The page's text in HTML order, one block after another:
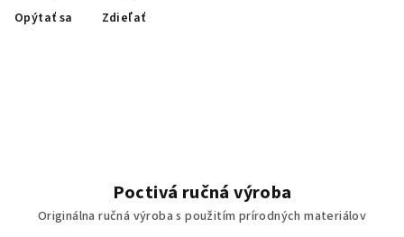
Opýtať sa Zdieľať
Poctivá ručná výroba
Originálna ručná výroba s použitím prírodných materiálov